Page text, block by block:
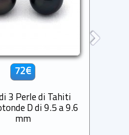
72€
3 Perle di Tahiti
D di 9.5 a 9.6
mm